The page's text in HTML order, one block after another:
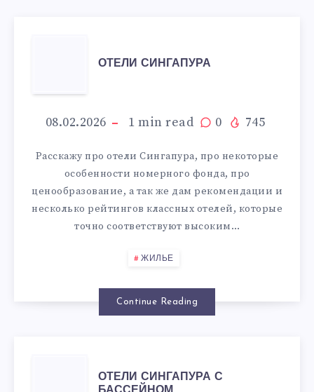
ОТЕЛИ
СИНГАПУРА
ОТЕЛИ СИНГАПУРА
08.02.2026 1 min read 0 745
Расскажу про отели Сингапура, про некоторые
особенности номерного фонда, про
ценообразование, а так же дам рекомендации и
несколько рейтингов классных отелей, которые
точно соответствуют высоким…
ЖИЛЬЕ
Continue Reading
ОТЕЛИ
ОТЕЛИ СИНГАПУРА С